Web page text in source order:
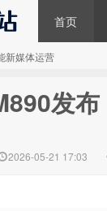
首页
新媒体运营
发
2026-05-21 17:03